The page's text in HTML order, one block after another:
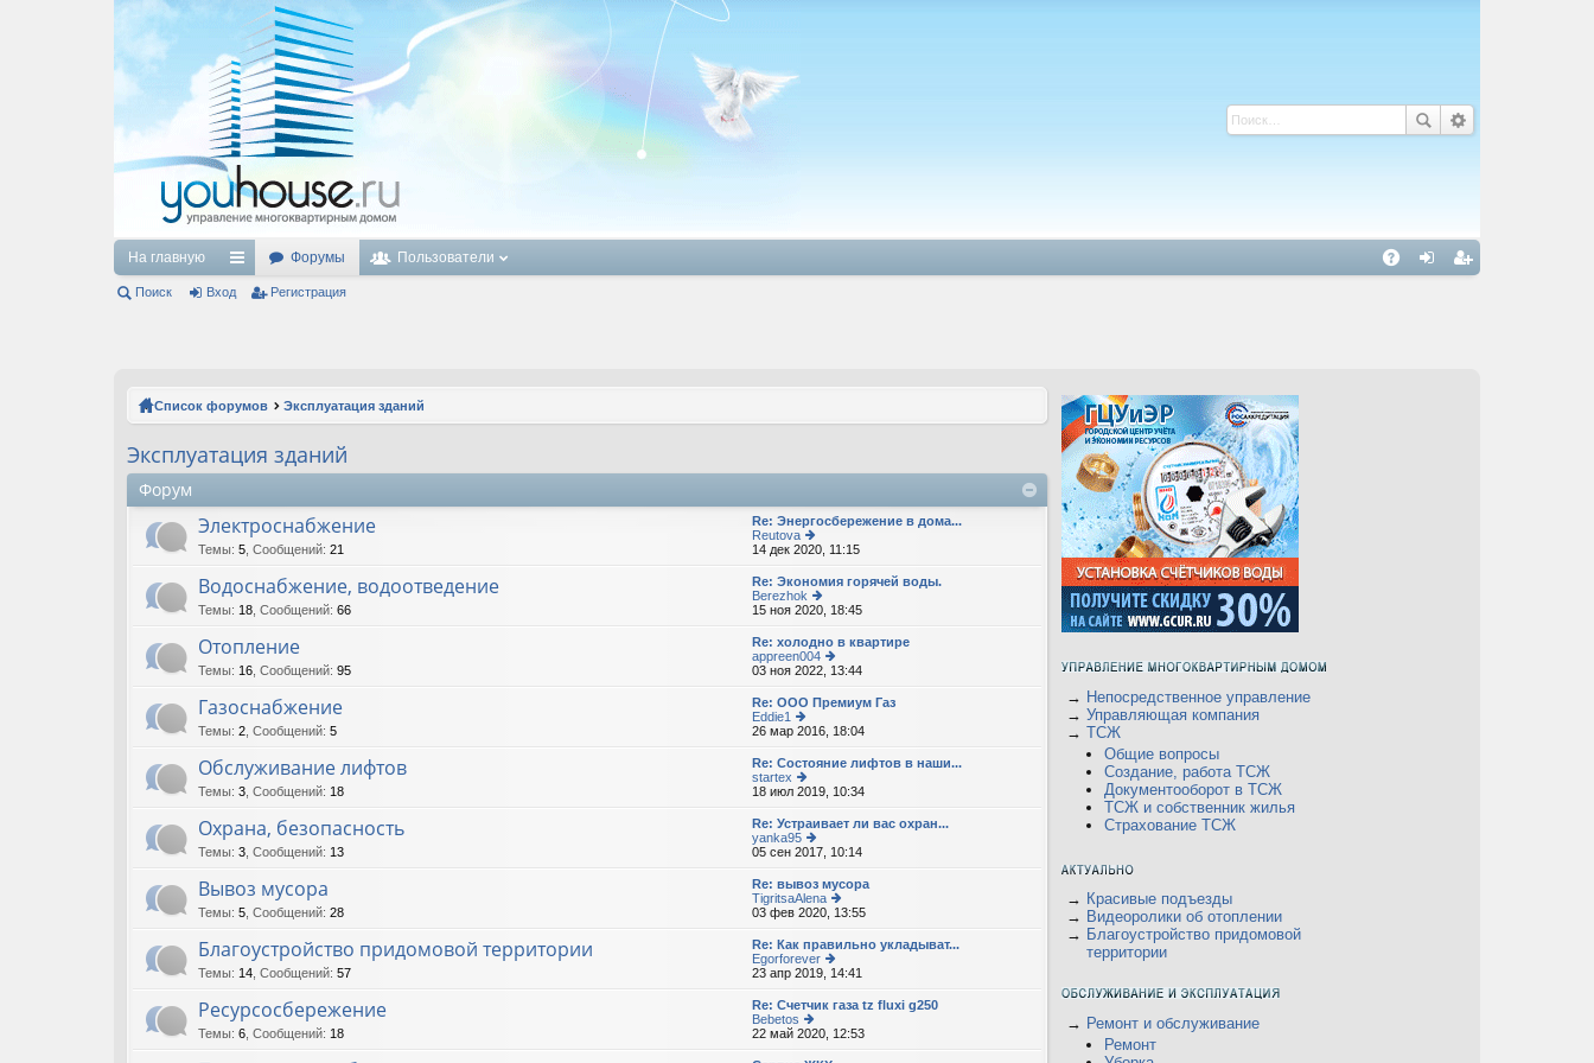
На главную С
с
и
Форумы Пользователи
Поиск Вход Регистрация
Список форумов Эксплуатация зданий
Эксплуатация зданий
Форум
Электроснабжение
Темы: 5 Сообщений: 21
Re: Энергосбережение в дома...
Reutova
е
р
е
йт
и
о
с
л
е
д
н
е
м
у
с
о
о
б
щ
е
ю
14 дек 2020, 11:15
Водоснабжение, водоотведение
Темы: 18 Сообщений: 66
Re: Экономия горячей воды.
Berezhok
е
р
е
йт
и
п
о
с
л
е
д
е
м
у
с
о
о
б
щ
е
ю
15 ноя 2020, 18:45
Отопление
Темы: 16 Сообщений: 95
Re: холодно в квартире
appreen004
р
е
йт
и
к
о
л
е
д
е
м
у
с
о
о
б
щ
н
ю
03 ноя 2022, 13:44
Газоснабжение
Темы: 2 Сообщений: 5
Re: ООО Премиум Газ
Eddie1
е
р
е
йт
и
о
с
л
е
д
н
е
м
у
с
о
о
б
щ
е
26 мар 2016, 18:04
Обслуживание лифтов
Темы: 3 Сообщений: 18
Re: Состояние лифтов в наши...
startex
е
р
е
йт
и
о
с
л
е
д
н
е
м
у
с
о
о
18 июл 2019, 10:34
Охрана, безопасность
Темы: 3 Сообщений: 13
Re: Устраивает ли вас охран...
yanka95
е
р
е
йт
и
о
с
л
е
д
н
е
м
05 сен 2017, 10:14
Вывоз мусора
Темы: 5 Сообщений: 28
Re: вывоз мусора
TigritsaAlena
е
р
е
йт
и
о
с
л
е
03 фев 2020, 13:55
Благоустройство придомовой территории
Темы: 14 Сообщений: 57
Re: Как правильно укладыват...
Egorforever
р
е
и
к
п
23 апр 2019, 14:41
Ресурсосбережение
Темы: 6 Сообщений: 18
Re: Счетчик газа tz fluxi g250
Bebetos
е
р
22 май 2020, 12:53
→ Непосредственное управление
→ Управляющая компания
→ ТСЖ
Общие вопросы
Создание, работа ТСЖ
Документооборот в ТСЖ
ТСЖ и собственник жилья
Страхование ТСЖ
→ Красивые подъезды
→ Видеоролики об отоплении
→ Благоустройство придомовой
территории
→ Ремонт и обслуживание
Ремонт